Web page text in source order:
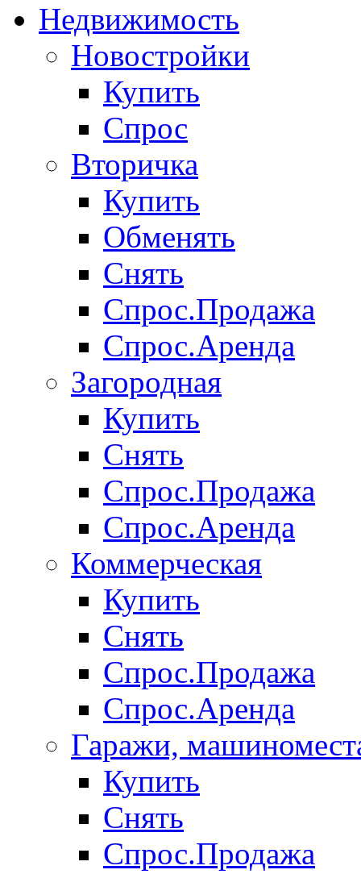
Недвижимость
Новостройки
Купить
Спрос
Вторичка
Купить
Обменять
Снять
Спрос.Продажа
Спрос.Аренда
Загородная
Купить
Снять
Спрос.Продажа
Спрос.Аренда
Коммерческая
Купить
Снять
Спрос.Продажа
Спрос.Аренда
Гаражи,
Купить
Снять
Спрос.Продажа